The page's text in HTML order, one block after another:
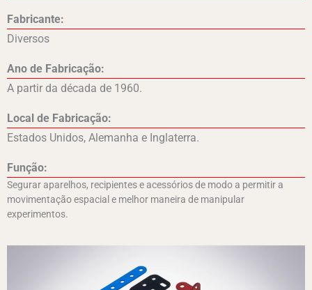
Fabricante:
Diversos
Ano de Fabricação:
A partir da década de 1960.
Local de Fabricação:
Estados Unidos, Alemanha e Inglaterra.
Função:
Segurar aparelhos, recipientes e acessórios de modo a permitir a
movimentação espacial e melhor maneira de manipular
experimentos.